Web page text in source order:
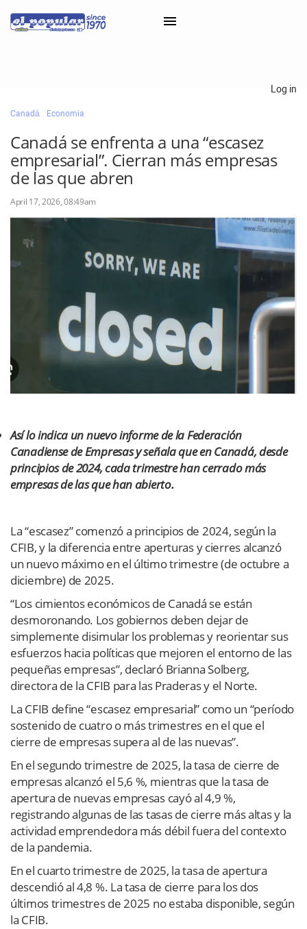
Classifieds
Categorías
Iniciar sesión con Clascal
×
Log in
Canadá Economia
Canadá se enfrenta a una “escasez
empresarial”. Cierran más empresas
de las que abren
April 17, 2026, 08:49am
Así lo indica un nuevo informe de la Federación
Canadiense de Empresas y señala que en Canadá, desde
principios de 2024, cada trimestre han cerrado más
empresas de las que han abierto.
La “escasez” comenzó a principios de 2024, según la
CFIB, y la diferencia entre aperturas y cierres alcanzó
un nuevo máximo en el último trimestre (de octubre a
diciembre) de 2025.
“Los cimientos económicos de Canadá se están
desmoronando. Los gobiernos deben dejar de
simplemente disimular los problemas y reorientar sus
esfuerzos hacia políticas que mejoren el entorno de las
pequeñas empresas”, declaró Brianna Solberg,
directora de la CFIB para las Praderas y el Norte.
La CFIB define “escasez empresarial” como un “período
sostenido de cuatro o más trimestres en el que el
cierre de empresas supera al de las nuevas”.
En el segundo trimestre de 2025, la tasa de cierre de
empresas alcanzó el 5,6 %, mientras que la tasa de
apertura de nuevas empresas cayó al 4,9 %,
registrando algunas de las tasas de cierre más altas y la
actividad emprendedora más débil fuera del contexto
de la pandemia.
En el cuarto trimestre de 2025, la tasa de apertura
descendió al 4,8 %. La tasa de cierre para los dos
últimos trimestres de 2025 no estaba disponible, según
la CFIB.